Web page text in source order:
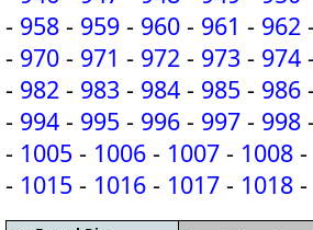
- 958 - 959 - 960 - 961 - 962 -
- 970 - 971 - 972 - 973 - 974 -
- 982 - 983 - 984 - 985 - 986 -
- 994 - 995 - 996 - 997 - 998 -
- 1005 - 1006 - 1007 - 1008 -
- 1015 - 1016 - 1017 - 1018 -